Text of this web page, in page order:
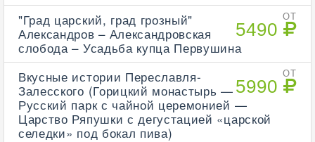
ОТ
5490
"Град царский, град грозный"
Александров – Александровская
слобода – Усадьба купца Первушина
ОТ
5990
Вкусные истории Переславля-
Залесского (Горицкий монастырь —
Русский парк с чайной церемонией —
Царство Ряпушки с дегустацией «царской
селедки» под бокал пива)